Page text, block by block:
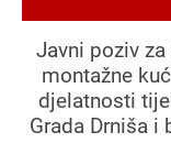
Javni poziv
montažne
djelatnosti
Grada Drniša i